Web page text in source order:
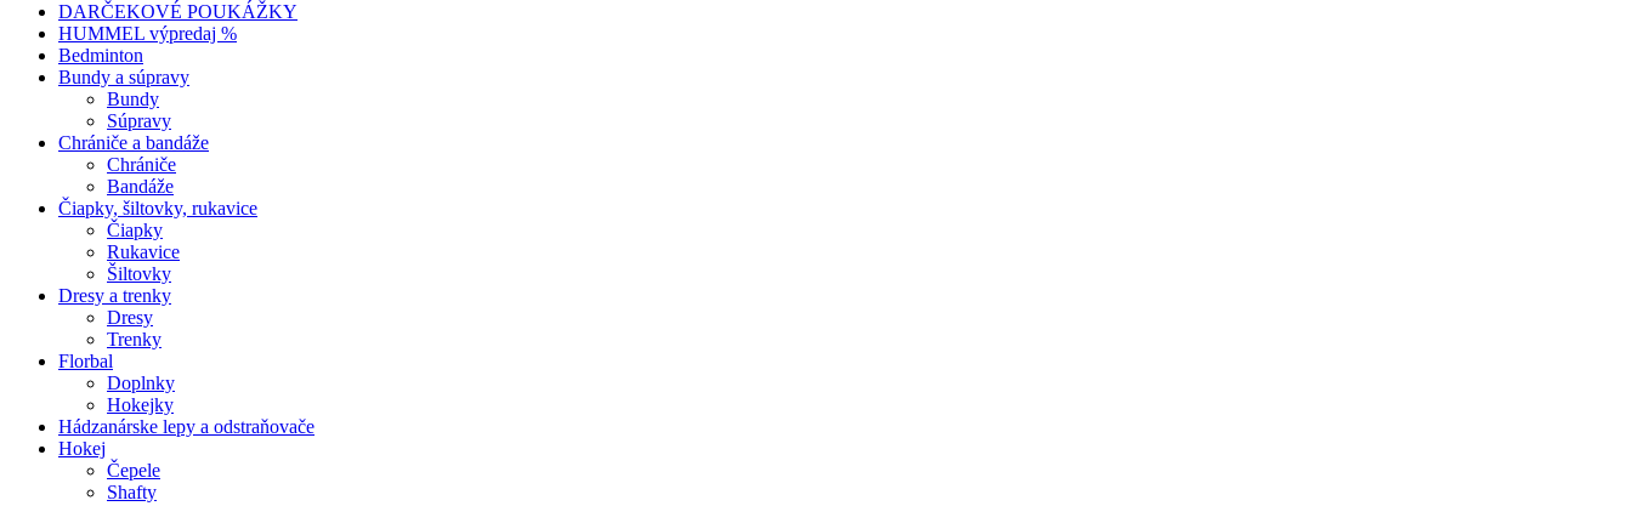
DARČEKOVÉ POUKÁŽKY
HUMMEL výpredaj %
Bedminton
Bundy a súpravy
Bundy
Súpravy
Chrániče a bandáže
Chrániče
Bandáže
Čiapky, šiltovky, rukavice
Čiapky
Rukavice
Šiltovky
Dresy a trenky
Dresy
Trenky
Florbal
Doplnky
Hokejky
Hádzanárske lepy a odstraňovače
Hokej
Čepele
Shafty